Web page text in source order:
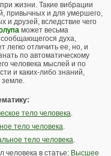
жизни. Такие вибрации
привычных и для умершего,
и друзей, вследствие чего
может весьма
сообщающегося духа,
легко отличить ее, но, и
по автоматическому
человека мыслей и по
и каких-либо знаний,
земле.
тело человека.
тело человека.
тело человека.
человека в статье: Высшее